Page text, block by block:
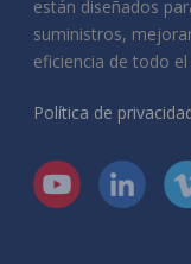
están diseñados
suministros,
eficiencia de todo el
Política de